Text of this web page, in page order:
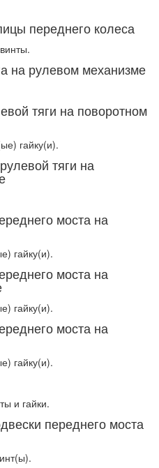
переднего колеса
на рулевом механизме
тяги на поворотном
гайку(и).
тяги на
моста на
гайку(и).
моста на
гайку(и).
моста на
гайку(и).
и гайки.
переднего моста